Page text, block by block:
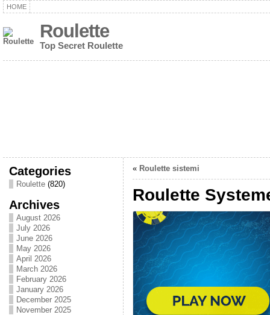
HOME
Roulette
Top Secret Roulette
Categories
Roulette(820)
Archives
August 2026
July 2026
June 2026
May 2026
April 2026
March 2026
February 2026
January 2026
December 2025
November 2025
« Roulette sistemi
Roulette